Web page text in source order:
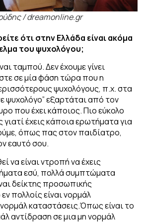
/ dreamonline.gr
ότι στην Ελλάδα είναι ακόμα
του ψυχολόγου;
ταμπού. Δεν έχουμε γίνει
σε μία φάση τώρα που η
ψυχολόγους, π.χ. στα
ψυχολόγο” εξαρτάται από τον
που έχει κάποιος. Πιο εύκολο
γιατί έχεις κάποια ερωτήματα για
όπως πας στον παιδίατρο,
εαυτό σου.
να είναι ντροπή να έχεις
εσύ, πολλά συμπτώματα
δείκτης προσωπικής
πολλοίς είναι νορμάλ
καταστάσεις.Όπως είναι το
αντίδραση σε μια μη νορμάλ